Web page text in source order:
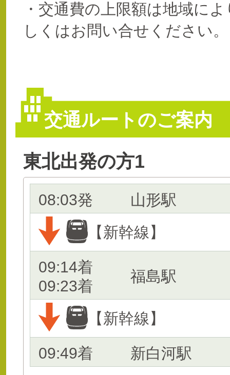
・交通費の上限額は地域に
しくはお問い合せください。
交通ルートのご案内
東北出発の方1
08:03発
山形駅
【新幹線】
09:14着
09:23着
福島駅
【新幹線】
09:49着 新白河駅